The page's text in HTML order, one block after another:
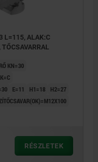
L=115, ALAK:C
KN=30
E=11 H1=18
H2=27
RÉSZLETEK